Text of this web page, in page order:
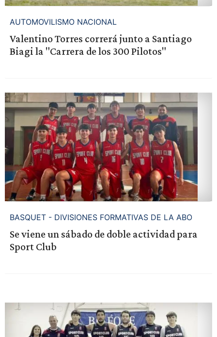
AUTOMOVILISMO NACIONAL
Valentino Torres correrá junto a Santiago
Biagi la "Carrera de los 300 Pilotos"
BASQUET - DIVISIONES FORMATIVAS DE LA ABO
Se viene un sábado de doble actividad para
Sport Club